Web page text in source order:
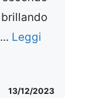
Leggi
13/12/2023